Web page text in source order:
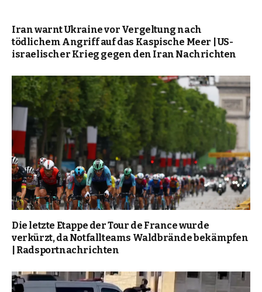
Iran warnt Ukraine vor Vergeltung nach
tödlichem Angriff auf das Kaspische Meer | US-
israelischer Krieg gegen den Iran Nachrichten
Die letzte Etappe der Tour de France wurde
verkürzt, da Notfallteams Waldbrände bekämpfen
| Radsportnachrichten